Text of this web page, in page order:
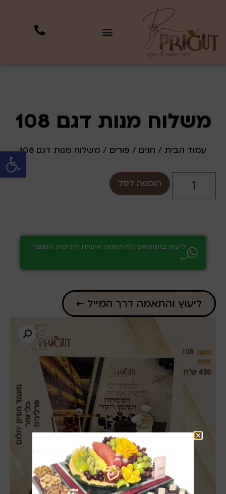
פתח עמוד הבית / חגים / פורים / ⁦משלוח מנות דגם 108
הוספה לסל
ליעוץ בווטסאפ ולהתאמה אישית ורכישת המוצר
←
ליעוץ והתאמה דרך המייל ←